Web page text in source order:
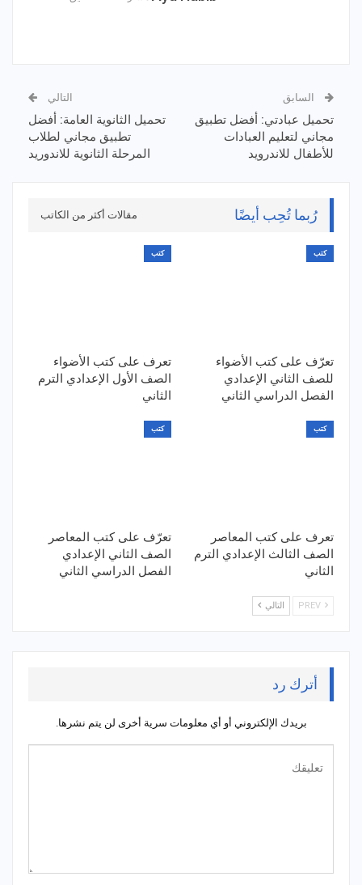
السابق
تحميل عبادتي: أفضل تطبيق
مجاني لتعليم العبادات
للأطفال للاندرويد
التالي
تحميل الثانوية العامة: أفضل
تطبيق مجاني لطلاب
المرحلة الثانوية للاندوريد
رُبما تُحِب أيضًا مقالات أكثر من الكاتب
كتب
تعرّف على كتب الأضواء
للصف الثاني الإعدادي
الفصل الدراسي الثاني
كتب
تعرف على كتب الأضواء
الصف الأول الإعدادي الترم
الثاني
كتب
تعرف على كتب المعاصر
الصف الثالث الإعدادي الترم
الثاني
كتب
تعرّف على كتب المعاصر
الصف الثاني الإعدادي
الفصل الدراسي الثاني
التالي
أترك رد
بريدك الإلكتروني أو أي معلومات سرية أخرى لن يتم نشرها.